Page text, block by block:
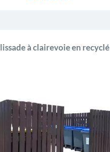
à clairevoie en recyclé